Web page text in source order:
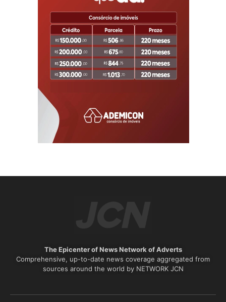
The Epicenter of News Network of Adverts
Comprehensive, up-to-date news coverage aggregated from
sources around the world by NETWORK JCN